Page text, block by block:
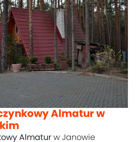
Almatur w
Almatur w Janowie